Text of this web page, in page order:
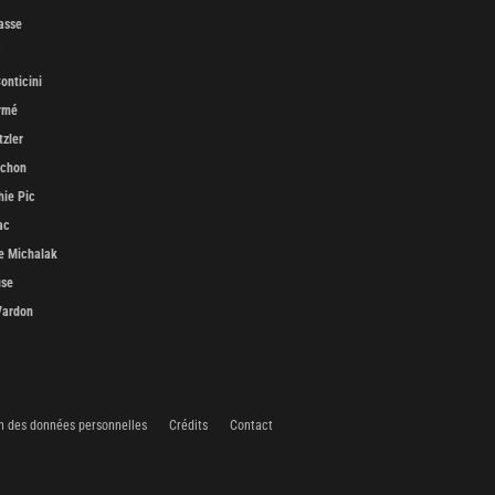
Pic
Michalak
des données personnelles Crédits Contact